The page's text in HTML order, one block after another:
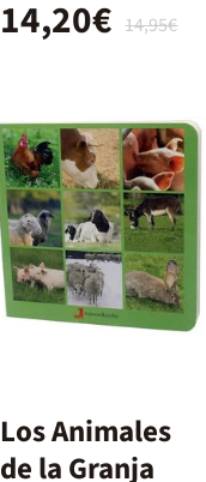
14,95€
14,20€
Los Animales
de la Granja